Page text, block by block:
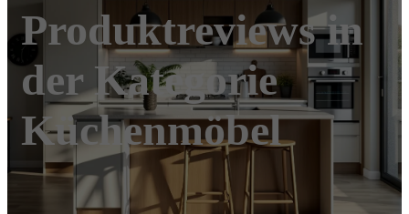
Produktreviews in
der Kategorie
Küchenmöbel